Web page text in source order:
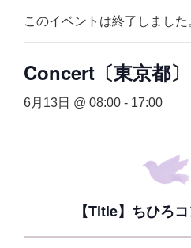
このイベントは終了しました
Concert〔東京都〕
6月13日 @ 08:00 - 17:00
【Title】ちひろ